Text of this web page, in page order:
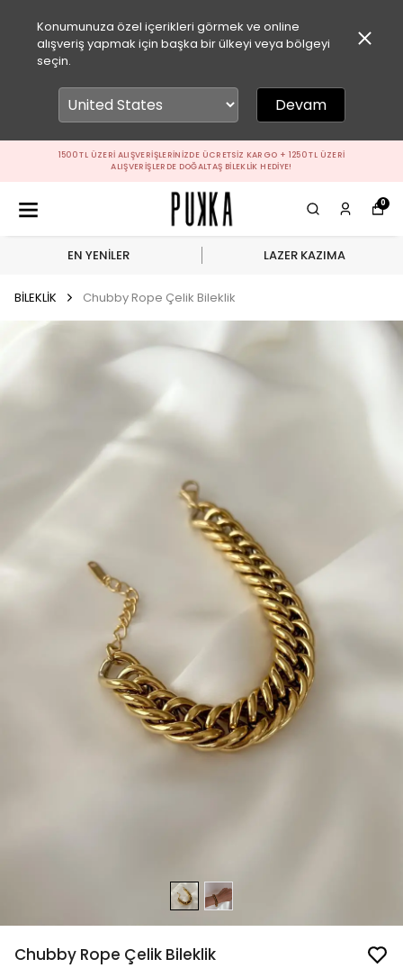
Konumunuza özel içerikleri görmek ve online
alışveriş yapmak için başka bir ülkeyi veya bölgeyi
seçin.
Devam
1500 TL ÜZERI ALIŞVERIŞLERINIZDE ÜCRETSIZ KARGO + 1250 TL ÜZERI
ALIŞVERIŞLERDE DOĞALTAŞ BILEKLIK HEDIYE!
0
EN YENİLER LAZER KAZIMA
BİLEKLİK Chubby Rope Çelik Bileklik
Chubby Rope Çelik Bileklik